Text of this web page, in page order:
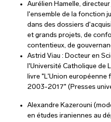
Aurélien Hamelle,
l'ensemble de la fonction
dans des dossiers
et grands projets, de
contentieux, de
Astrid Viau : Docteur en
l'Université Catholique de
livre "L'Union européenne
2003-2017" (Presses
Alexandre Kazerouni
en études iraniennes au